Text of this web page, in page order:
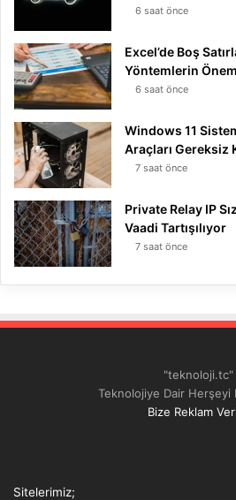
6 saat önce
Excel’de Boş
Yöntemlerin
6 saat önce
Windows 11
Araçları Gereksiz
7 saat önce
Private Relay IP
Vaadi Tartışılıyor
7 saat önce
"teknoloji.tc"
Teknolojiye Dair Herşeyi
Bize Reklam
Sitelerimiz;